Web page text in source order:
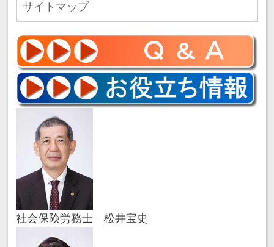
サイトマップ
社会保険労務士 松井宝史